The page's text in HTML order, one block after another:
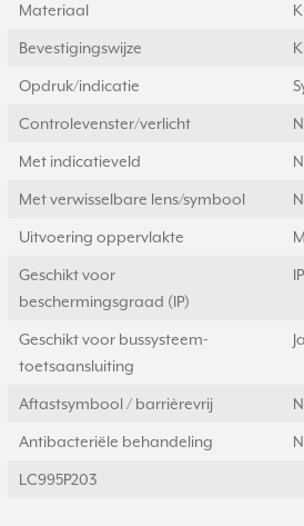
Materiaal
Bevestigingswijze
Opdruk/indicatie
Controlevenster/verlicht
Met indicatieveld
Met verwisselbare lens/symbool
Uitvoering oppervlakte
Geschikt voor
beschermingsgraad (IP)
Geschikt voor bussysteem-
toetsaansluiting
Ja
Aftastsymbool / barrièrevrij
Antibacteriële behandeling
LC995P203